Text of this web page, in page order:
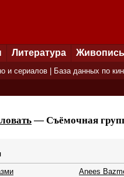
Литература Живопись
и сериалов База данных по
— Съёмочная
Anees